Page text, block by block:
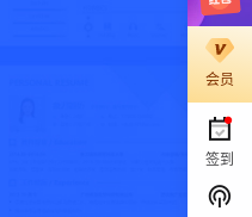
会员
签到